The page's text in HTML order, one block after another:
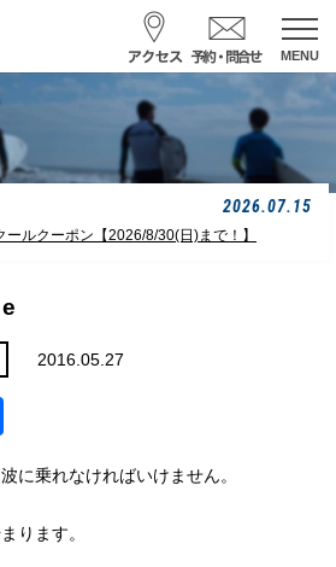
MENU
ル予約・お問合せ
レンタル予約
サーフ ナミイーヨ
32-7314
2026.07.15
ルクーポン【2026/8/30(日)まで！】
2016.05.27
に乗れなければいけません。
ります。